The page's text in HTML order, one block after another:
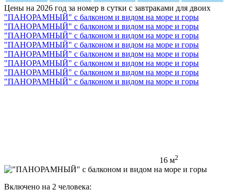
Цены на 2026 год за номер в сутки с завтраками для двоих
"ПАНОРАМНЫЙ" с балконом и видом на море и горы
"ПАНОРАМНЫЙ" с балконом и видом на море и горы
"ПАНОРАМНЫЙ" с балконом и видом на море и горы
"ПАНОРАМНЫЙ" с балконом и видом на море и горы
"ПАНОРАМНЫЙ" с балконом и видом на море и горы
"ПАНОРАМНЫЙ" с балконом и видом на море и горы
"ПАНОРАМНЫЙ" с балконом и видом на море и горы
"ПАНОРАМНЫЙ" с балконом и видом на море и горы
16 м2
Включено на 2 человека: